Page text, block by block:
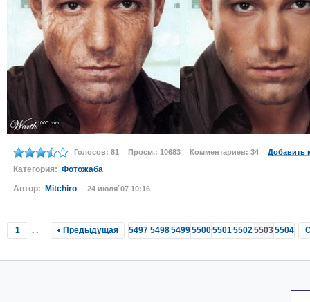
Голосов: 81 Просм.: 10683 Комментариев: 34 Добавить
Категория: Фотожаба
Автор:
Mitchiro 24 июля´07 10:16
1 .. Предыдущая 5497 5498549955005501550255035504